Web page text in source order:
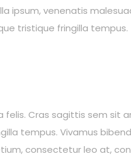
ipsum, venenatis
tristique fringilla tempus.
felis. Cras sagittis sem sit
tempus. Vivamus
consectetur leo at,